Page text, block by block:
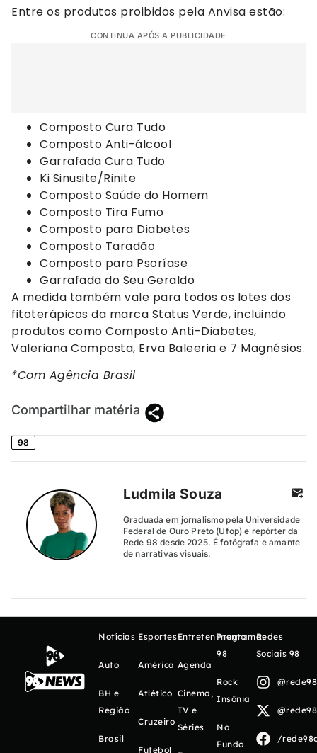
Entre os produtos proibidos pela Anvisa estão:
CONTINUA APÓS A PUBLICIDADE
Composto Cura Tudo
Composto Anti-álcool
Garrafada Cura Tudo
Ki Sinusite/Rinite
Composto Saúde do Homem
Composto Tira Fumo
Composto para Diabetes
Composto Taradão
Composto para Psoríase
Garrafada do Seu Geraldo
A medida também vale para todos os lotes dos
fitoterápicos da marca Status Verde, incluindo
produtos como Composto Anti-Diabetes,
Valeriana Composta, Erva Baleeria e 7 Magnésios.
*Com Agência Brasil
Compartilhar matéria
98
Ludmila Souza
Graduada em jornalismo pela Universidade
Federal de Ouro Preto (Ufop) e repórter da
Rede 98 desde 2025. É fotógrafa e amante
de narrativas visuais.
Notícias
Auto
BH e
Região
Brasil
Esportes
América
Atlético
Cruzeiro
Futebol
Entretenimento
Agenda
Cinema,
TV e
Séries
Programas
98
Rock
Insônia
No
Fundo
Redes
Sociais 98
/